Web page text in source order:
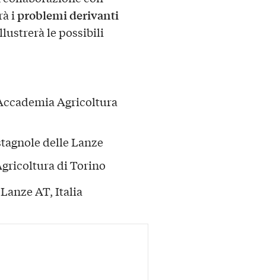
iproblemi derivanti
le possibili
Agricoltura
delle Lanze
di Torino
AT, Italia